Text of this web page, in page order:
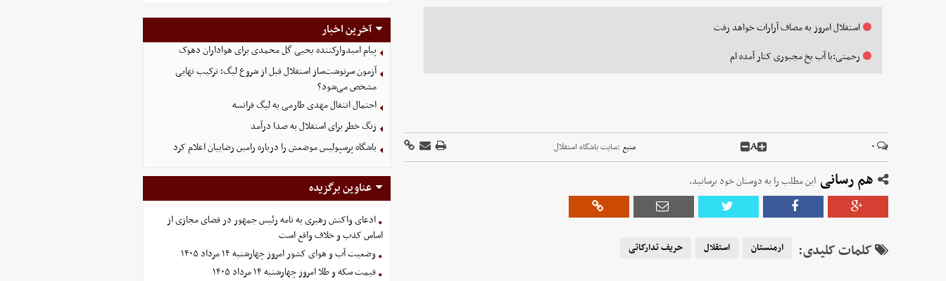
استقلال امروز به مصاف آرارات خواهد رفت
رحمتی:با آب یخ مجبوری کنار آمده ام
۰ A منبع :سایت باشگاه استقلال
هم رسانی این مطلب را به دوستان خود برسانید.
کلمات کلیدی: ارمنستان استقلال حریف تدارکاتی
آخرین اخبار
پیام امیدوارکننده یحیی گل محمدی برای هواداران دهوک
آزمون سرنوشت‌ساز استقلال قبل از شروع لیگ؛ ترکیب نهایی
مشخص می‌شود؟
احتمال انتقال مهدی طارمی به لیگ فرانسه
زنگ خطر برای استقلال به صدا درآمد
باشگاه پرسپولیس موضعش را درباره رامین رضاییان اعلام کرد
عناوین برگزیده
ادعای واکنش رهبری به نامه رئیس جمهور در فضای مجازی از
اساس کذب و خلاف واقع است
وضعیت آب و هوای کشور امروز چهارشنبه ۱۴ مرداد ۱۴۰۵
قیمت سکه و طلا امروز چهارشنبه ۱۴ مرداد ۱۴۰۵